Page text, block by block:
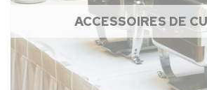
ACCESSOIRES DE